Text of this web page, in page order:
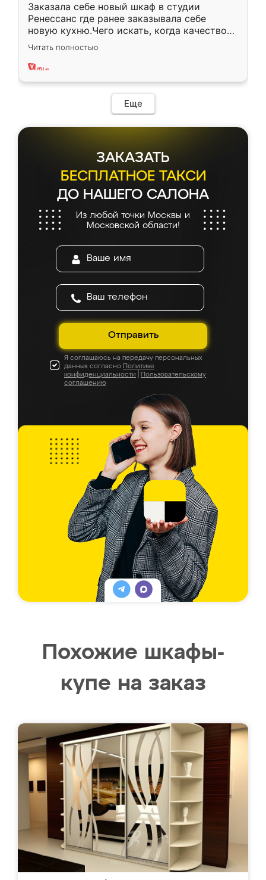
Заказала себе новый шкаф в студии
Ренессанс где ранее заказывала себе
новую кухню.Чего искать, когда качеством
вполне довольна. Служит кухня уже почти
два года, нареканий нет.
Читать полностью
Еще
ЗАКАЗАТЬ
БЕСПЛАТНОЕ ТАКСИ
ДО НАШЕГО САЛОНА
Из любой точки Москвы и
Московской области!
Отправить
Я соглашаюсь на передачу персональных
данных согласно Политике
конфиденциальности
Пользовательскому
соглашению
Похожие шкафы-
купе на заказ